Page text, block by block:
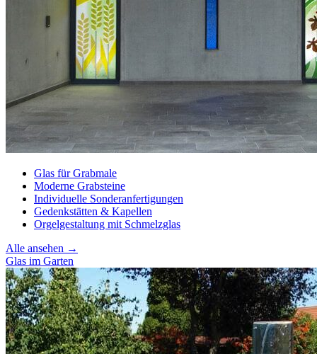
Glas für Grabmale
Moderne Grabsteine
Individuelle Sonderanfertigungen
Gedenkstätten & Kapellen
Orgelgestaltung mit Schmelzglas
Alle ansehen →
Glas im Garten